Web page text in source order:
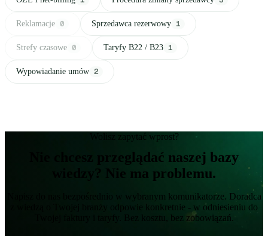
Reklamacje 0 Sprzedawca rezerwowy 1
Strefy czasowe 0 Taryfy B22 / B23 1
Wypowiadanie umów 2
Wolisz zapytać wprost?
Nie chcesz przeglądać naszej bazy
wiedzy? Nie ma problemu.
Napisz do nas bezpośrednio w wybranym komunikatorze. Doradca
z wiedzą o Twojej branży odpowie konkretnie - w odniesieniu do
Twojej faktury i taryfy. Bez kosztu, bez zobowiązań.